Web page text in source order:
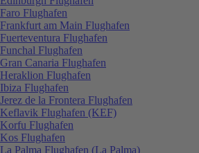
Faro Flughafen
Frankfurt am Main Flughafen
Fuerteventura Flughafen
Funchal Flughafen
Gran Canaria Flughafen
Heraklion Flughafen
Ibiza Flughafen
Jerez de la Frontera Flughafen
Keflavik Flughafen (KEF)
Korfu Flughafen
Kos Flughafen
La Palma Flughafen (La Palma)